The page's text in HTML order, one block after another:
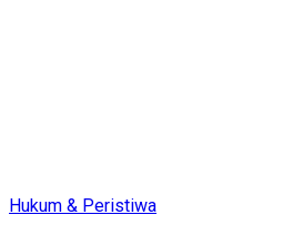
Hukum & Peristiwa